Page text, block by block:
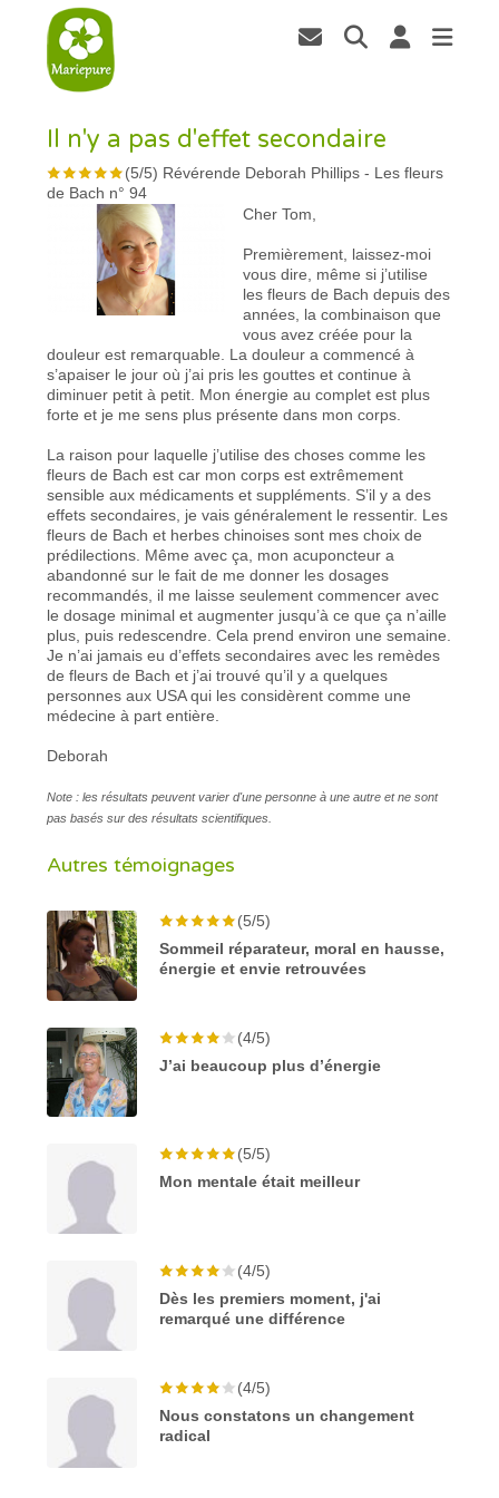
Il n'y a pas d'effet secondaire
(5/5) Révérende Deborah Phillips - Les fleurs
de Bach n° 94
Cher Tom,
Premièrement, laissez-moi
vous dire, même si j’utilise
les fleurs de Bach depuis des
années, la combinaison que
vous avez créée pour la
douleur est remarquable. La douleur a commencé à
s’apaiser le jour où j’ai pris les gouttes et continue à
diminuer petit à petit. Mon énergie au complet est plus
forte et je me sens plus présente dans mon corps.
La raison pour laquelle j’utilise des choses comme les
fleurs de Bach est car mon corps est extrêmement
sensible aux médicaments et suppléments. S’il y a des
effets secondaires, je vais généralement le ressentir. Les
fleurs de Bach et herbes chinoises sont mes choix de
prédilections. Même avec ça, mon acuponcteur a
abandonné sur le fait de me donner les dosages
recommandés, il me laisse seulement commencer avec
le dosage minimal et augmenter jusqu’à ce que ça n’aille
plus, puis redescendre. Cela prend environ une semaine.
Je n’ai jamais eu d’effets secondaires avec les remèdes
de fleurs de Bach et j’ai trouvé qu’il y a quelques
personnes aux USA qui les considèrent comme une
médecine à part entière.
Deborah
Note : les résultats peuvent varier d'une personne à une autre et ne sont
pas basés sur des résultats scientifiques.
Autres témoignages
(5/5)
Sommeil réparateur, moral en hausse,
énergie et envie retrouvées
(4/5)
J’ai beaucoup plus d’énergie
(5/5)
Mon mentale était meilleur
(4/5)
Dès les premiers moment, j'ai
remarqué une différence
(4/5)
Nous constatons un changement
radical